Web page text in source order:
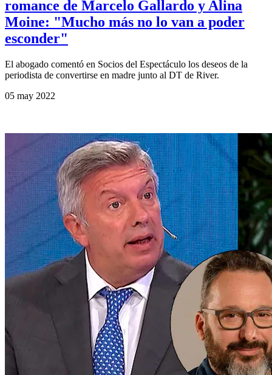
romance de Marcelo Gallardo y Alina
Moine: "Mucho más no lo van a poder
esconder"
El abogado comentó en Socios del Espectáculo los deseos de la
periodista de convertirse en madre junto al DT de River.
05 may 2022